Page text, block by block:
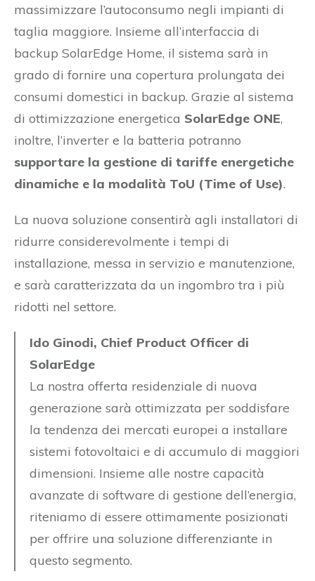
massimizzare l’autoconsumo negli impianti di
taglia maggiore. Insieme all’interfaccia di
backup SolarEdge Home, il sistema sarà in
grado di fornire una copertura prolungata dei
consumi domestici in backup. Grazie al sistema
di ottimizzazione energetica SolarEdge ONE,
inoltre, l’inverter e la batteria potranno
supportare la gestione di tariffe energetiche
dinamiche e la modalità ToU (Time of Use).
La nuova soluzione consentirà agli installatori di
ridurre considerevolmente i tempi di
installazione, messa in servizio e manutenzione,
e sarà caratterizzata da un ingombro tra i più
ridotti nel settore.
Ido Ginodi, Chief Product Officer di
SolarEdge
La nostra offerta residenziale di nuova
generazione sarà ottimizzata per soddisfare
la tendenza dei mercati europei a installare
sistemi fotovoltaici e di accumulo di maggiori
dimensioni. Insieme alle nostre capacità
avanzate di software di gestione dell’energia,
riteniamo di essere ottimamente posizionati
per offrire una soluzione differenziante in
questo segmento.